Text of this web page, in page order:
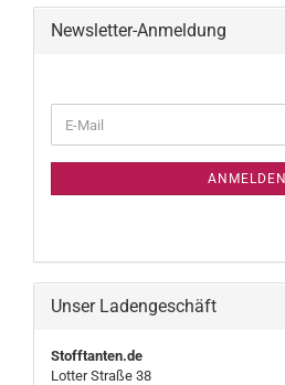
Newsletter-Anmeldung
ZUR
E-
Mail
ANMELDEN
Unser Ladengeschäft
Stofftanten.de
Lotter Straße 38